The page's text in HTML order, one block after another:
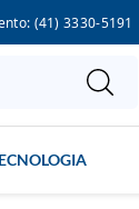
(41) 3330-5191